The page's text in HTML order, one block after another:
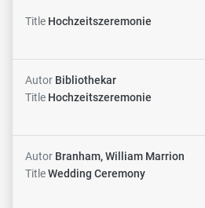
Title Hochzeitszeremonie
Autor Bibliothekar
Title Hochzeitszeremonie
Autor Branham, William Marrion
TitleWedding Ceremony